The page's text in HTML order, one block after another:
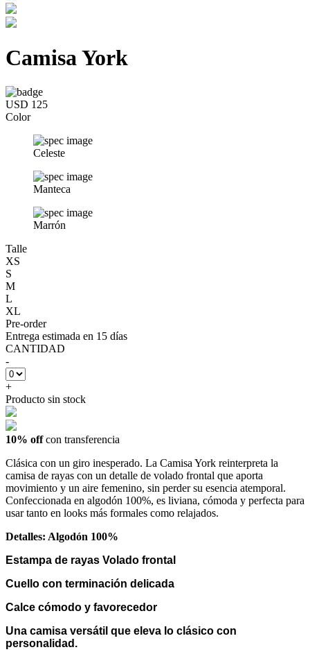
Camisa York
USD 125
Color
Celeste
Manteca
Marrón
Talle
XS
S
M
L
XL
Pre-order
Entrega estimada en 15 días
CANTIDAD
-
+
Producto sin stock
10% offcon transferencia
Clásica con un giro inesperado. La Camisa York reinterpreta la
camisa de rayas con un detalle de volado frontal que aporta
movimiento y un aire femenino, sin perder su esencia atemporal.
Confeccionada en algodón 100%, es liviana, cómoda y perfecta para
usar tanto en looks más formales como relajados.
Detalles: Algodón 100%
Estampa de rayas Volado frontal
Cuello con terminación delicada
Calce cómodo y favorecedor
Una camisa versátil que eleva lo clásico con
personalidad.